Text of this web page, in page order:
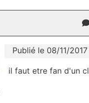
Publié le 08/11/
il faut etre fan d'un